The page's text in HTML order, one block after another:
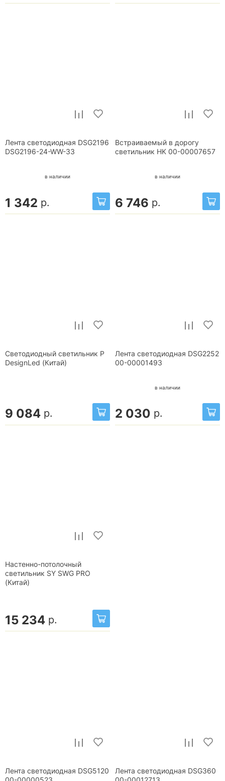
Лента светодиодная DSG2196
DSG2196-24-WW-33
в наличии
1 342 р.
Встраиваемый в дорогу
светильник HK 00-00007657
в наличии
6 746 р.
Светодиодный светильник P
DesignLed (Китай)
9 084 р.
Лента светодиодная DSG2252
00-00001493
в наличии
2 030 р.
Настенно-потолочный
светильник SY SWG PRO
(Китай)
15 234 р.
Лента светодиодная DSG5120
Лента светодиодная DSG360